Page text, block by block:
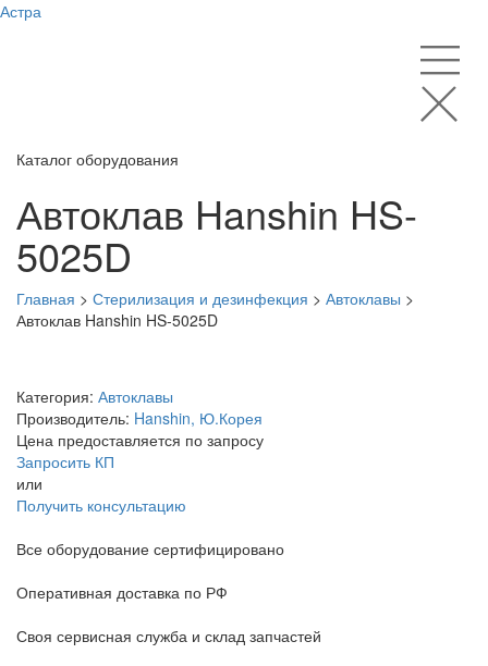
Астра
Каталог оборудования
Автоклав Hanshin HS-
5025D
Главная > Стерилизация и дезинфекция > Автоклавы >
Автоклав Hanshin HS-5025D
Категория: Автоклавы
Производитель: Hanshin, Ю.Корея
Цена предоставляется по запросу
Запросить КП
или
Получить консультацию
Все оборудование сертифицировано
Оперативная доставка по РФ
Своя сервисная служба и склад запчастей